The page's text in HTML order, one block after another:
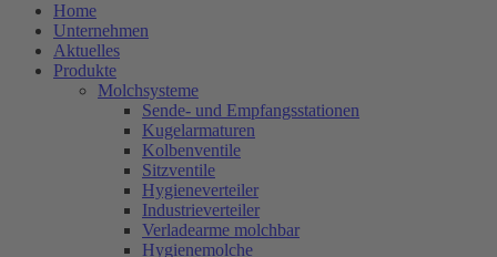
Home
Unternehmen
Aktuelles
Produkte
Molchsysteme
Sende- und Empfangsstationen
Kugelarmaturen
Kolbenventile
Sitzventile
Hygieneverteiler
Industrieverteiler
Verladearme molchbar
Hygienemolche